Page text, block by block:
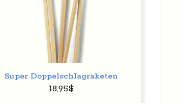
Super Doppelschlagraketen
18,95$